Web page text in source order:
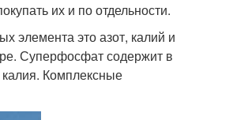
их и по отдельности.
элемента это азот, калий и
Суперфосфат содержит в
Комплексные